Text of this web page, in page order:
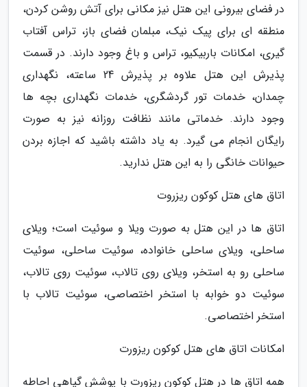
در فضای بیرونی این هتل نیز مکانی برای آتش روشن کردن،
منطقه ای برای پیک نیک، مبلمان فضای باز، تراس آفتاب
گیری، امکانات باربیکیو، تراس و باغ وجود دارند. در قسمت
پذیرش این هتل علاوه بر پذیرش 24 ساعته، نگهداری
چمدان، خدمات تور گردشگری، خدمات نگهداری بچه ها
وجود دارند. خدماتی مانند نظافت روزانه نیز به صورت
رایگان انجام می گیرد. به یاد داشته باشید که اجازه بردن
حیوانات خانگی را به این هتل ندارید.
اتاق های هتل کوکون ریزروت
اتاق ها در این هتل به صورت ویلا و سوئیت است؛ ویلای
ساحلی، ویلای ساحلی خانواده، سوئیت ساحلی، سوئیت
ساحلی رو به استخر، ویلای روی تالاب، سوئیت روی تالاب،
سوئیت دو خوابه با استخر اختصاصی، سوئیت تالاب با
استخر اختصاصی.
امکانات اتاق های هتل کوکون ریزورت
همه اتاق ها در هتل کوکون ریزورت با پوشش گیاهی احاطه